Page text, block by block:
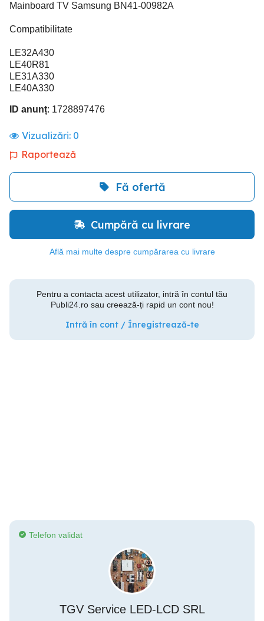
Mainboard TV Samsung BN41-00982A
Compatibilitate
LE32A430
LE40R81
LE31A330
LE40A330
ID anunț: 1728897476
Vizualizări: 0
Raportează
Fă ofertă
Cumpără cu livrare
Află mai multe despre cumpărarea cu livrare
Pentru a contacta acest utilizator, intră în contul tău
Publi24.ro sau creează-ți rapid un cont nou!
Intră în cont / Înregistrează-te
Telefon validat
TGV Service LED-LCD SRL